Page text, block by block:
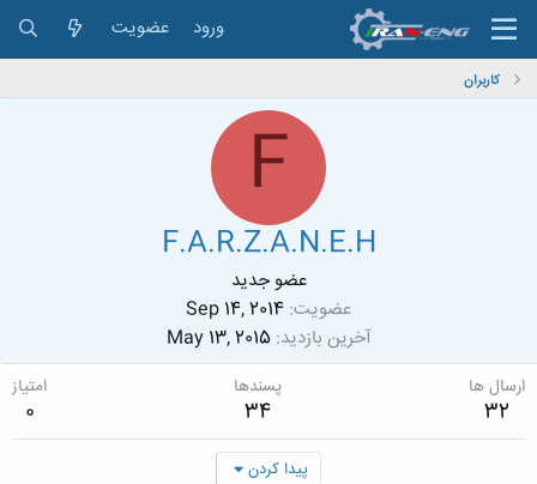
ورود عضویت
کاربران
F
F.A.R.Z.A.N.E.H
عضو جدید
عضویت Sep 14, 2014
آخرین بازدید May 13, 2015
ارسال ها
32
پسندها
34
امتیاز
0
پیدا کردن